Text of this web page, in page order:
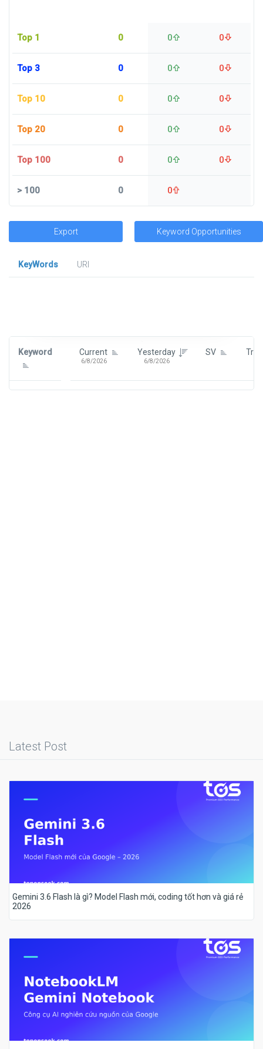
Top 1 0 0 0
Top 3 0 0 0
Top 10 0 0 0
Top 20 0 0 0
Top 100 0 0 0
>100 0 0
Export Keyword Opportunities
KeyWords
URl
Keyword Current
6/8/2026
Yesterday
6/8/2026
SV
Latest Post
Gemini 3.6 Flash là gì? Model Flash mới, coding tốt hơn và giá rẻ
2026